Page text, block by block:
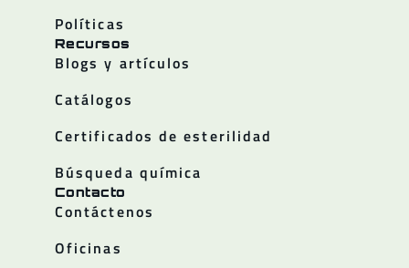
Políticas
Recursos
Blogs y artículos
Catálogos
Certificados de esterilidad
Búsqueda química
Contacto
Contáctenos
Oficinas